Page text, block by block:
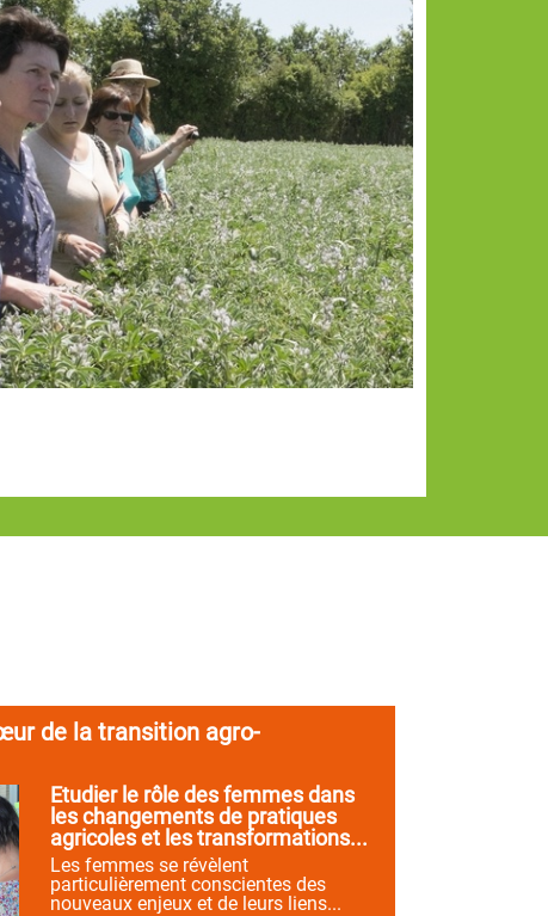
de la transition agro-
Etudier le rôle des femmes dans
les changements de pratiques
agricoles et les transformations...
Les femmes se révèlent
particulièrement conscientes des
nouveaux enjeux et de leurs liens...